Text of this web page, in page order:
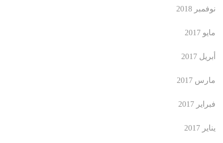
نوفمبر 2018
مايو 2017
أبريل 2017
مارس 2017
فبراير 2017
يناير 2017